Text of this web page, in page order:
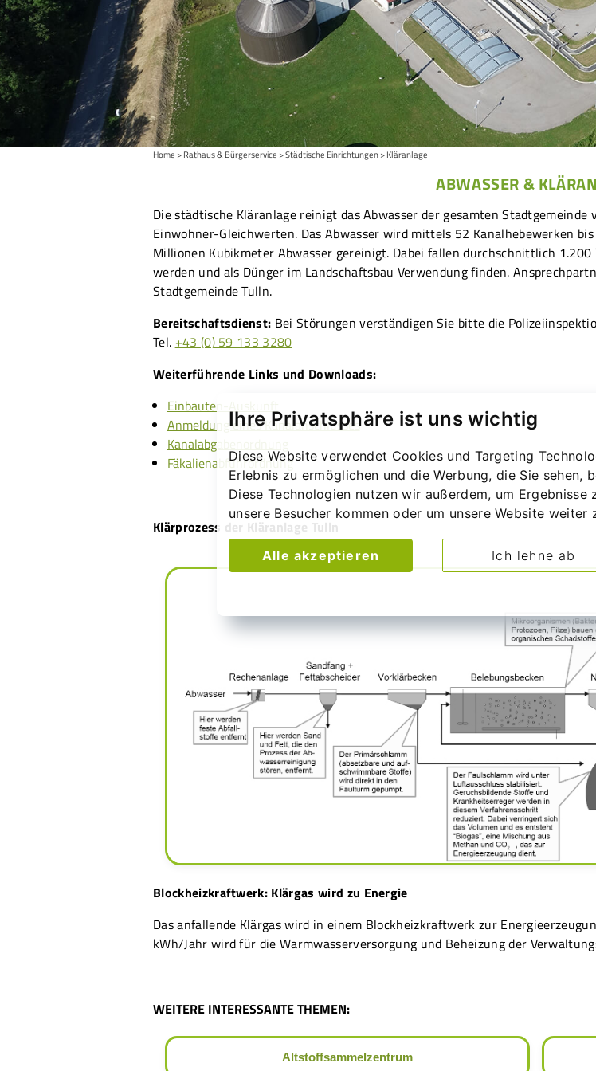
Ihre Privatsphäre ist uns wichtig
Diese Website verwendet Cookies und Targeting
Erlebnis zu ermöglichen und die Werbung, die Sie sehen,
Diese Technologien nutzen wir außerdem, um Ergebnisse
unsere Besucher kommen oder um unsere Website weiter
Alle akzeptieren Ich lehne ab
Home Rathaus & Bürgerservice Städtische Einrichtungen Kläranlage
ABWASSER &
Die städtische Kläranlage reinigt das Abwasser der gesamten
Einwohner-Gleichwerten. Das Abwasser wird mittels 52 Kanalhebewerken
Millionen Kubikmeter Abwasser gereinigt. Dabei fallen durchschnittlich
werden und als Dünger im Landschaftsbau Verwendung finden.
Stadtgemeinde Tulln.
Bereitschaftsdienst: Bei Störungen verständigen Sie bitte die
Tel. +43 (0) 59 133 3280
Weiterführende Links und Downloads:
Einbauten-Auskunft
Anmeldung eines Kanalanschlusses
Kanalabgabenordnung
Fäkalienabfuhrordnung
Klärprozess der Kläranlage Tulln
Blockheizkraftwerk: Klärgas wird zu Energie
Das anfallende Klärgas wird in einem Blockheizkraftwerk zur
kWh/Jahr wird für die Warmwasserversorgung und Beheizung der
WEITERE INTERESSANTE THEMEN:
Altstoffsammelzentrum